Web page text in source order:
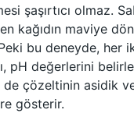
şaşırtıcı olmaz.
kağıdın maviye
Peki bu deneyde, her
pH değerlerini
de çözeltinin asidik
gösterir.